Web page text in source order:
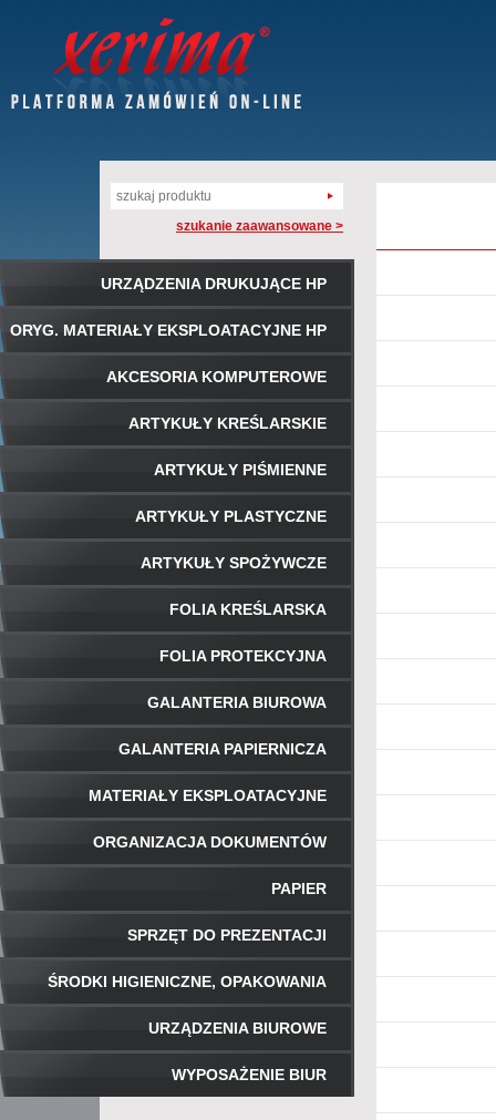
szukanie zaawansowane >
URZĄDZENIA DRUKUJĄCE HP
ORYG. MATERIAŁY EKSPLOATACYJNE HP
AKCESORIA KOMPUTEROWE
ARTYKUŁY KREŚLARSKIE
ARTYKUŁY PIŚMIENNE
ARTYKUŁY PLASTYCZNE
ARTYKUŁY SPOŻYWCZE
FOLIA KREŚLARSKA
FOLIA PROTEKCYJNA
GALANTERIA BIUROWA
GALANTERIA PAPIERNICZA
MATERIAŁY EKSPLOATACYJNE
ORGANIZACJA DOKUMENTÓW
PAPIER
SPRZĘT DO PREZENTACJI
ŚRODKI HIGIENICZNE, OPAKOWANIA
URZĄDZENIA BIUROWE
WYPOSAŻENIE BIUR